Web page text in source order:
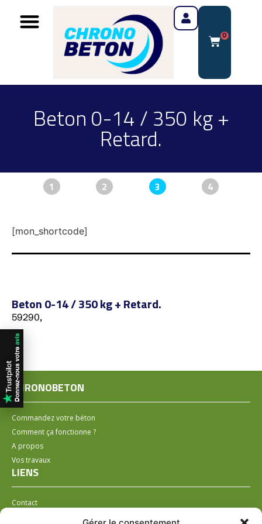
0
Beton 0-14 / 350 kg +
Retard.
1 2 3 4
[mon_shortcode]
Beton 0-14 / 350 kg + Retard.
59290,
CHRONOBETON
Commandez votre béton
Comment ça fonctionne ?
A propos
Vos travaux
LIENS
Contact